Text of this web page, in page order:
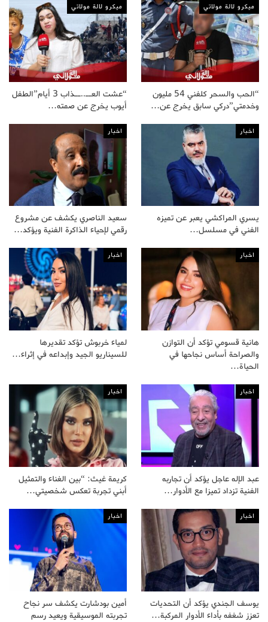
ميكرو لالة مولاتي
“الحب والسحر كلفني 54 مليون
وخدمتي”دركي سابق يخرج عن…
ميكرو لالة مولاتي
“عشت العــ..ــذاب 3 أيام”الطفل
أيوب يخرج عن صمته…
اخبار
يسري المراكشي يعبر عن تميزه
الفني في مسلسل…
اخبار
سعيد الناصري يكشف عن مشروع
رقمي لإحياء الذاكرة الفنية ويؤكد…
اخبار
هانية قسومي تؤكد أن التوازن
والصراحة أساس نجاحها في
الحياة…
اخبار
لمياء خربوش تؤكد تقديرها
للسيناريو الجيد وإبداعه في إثراء…
اخبار
عبد الإله عاجل يؤكد أن تجاربه
الفنية تزداد تميزا مع الأدوار…
اخبار
كريمة غيث: “بين الغناء والتمثيل
أبني تجربة تعكس شخصيتي…
اخبار
يوسف الجندي يؤكد أن التحديات
تعزز شغفه بأداء الأدوار المركبة…
اخبار
أمين بودشارت يكشف سر نجاح
تجربته الموسيقية ويعيد رسم